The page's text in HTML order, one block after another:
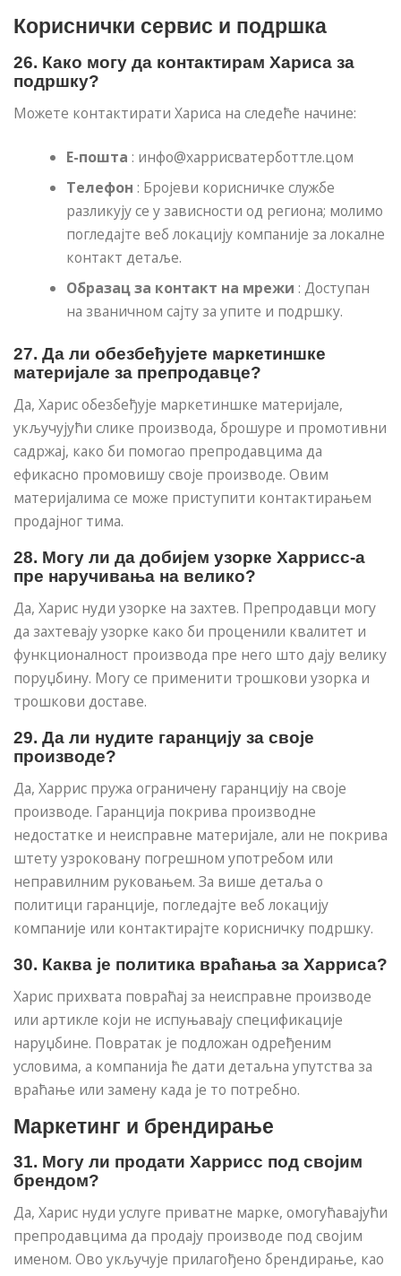
Кориснички сервис и подршка
26. Како могу да контактирам Хариса за
подршку?
Можете контактирати Хариса на следеће начине:
Е-пошта : инфо@харрисватерботтле.цом
Телефон : Бројеви корисничке службе
разликују се у зависности од региона; молимо
погледајте веб локацију компаније за локалне
контакт детаље.
Образац за контакт на мрежи : Доступан
на званичном сајту за упите и подршку.
27. Да ли обезбеђујете маркетиншке
материјале за препродавце?
Да, Харис обезбеђује маркетиншке материјале,
укључујући слике производа, брошуре и промотивни
садржај, како би помогао препродавцима да
ефикасно промовишу своје производе. Овим
материјалима се може приступити контактирањем
продајног тима.
28. Могу ли да добијем узорке Харрисс-а
пре наручивања на велико?
Да, Харис нуди узорке на захтев. Препродавци могу
да захтевају узорке како би проценили квалитет и
функционалност производа пре него што дају велику
поруџбину. Могу се применити трошкови узорка и
трошкови доставе.
29. Да ли нудите гаранцију за своје
производе?
Да, Харрис пружа ограничену гаранцију на своје
производе. Гаранција покрива производне
недостатке и неисправне материјале, али не покрива
штету узроковану погрешном употребом или
неправилним руковањем. За више детаља о
политици гаранције, погледајте веб локацију
компаније или контактирајте корисничку подршку.
30. Каква је политика враћања за Харриса?
Харис прихвата повраћај за неисправне производе
или артикле који не испуњавају спецификације
наруџбине. Повратак је подложан одређеним
условима, а компанија ће дати детаљна упутства за
враћање или замену када је то потребно.
Маркетинг и брендирање
31. Могу ли продати Харрисс под својим
брендом?
Да, Харис нуди услуге приватне марке, омогућавајући
препродавцима да продају производе под својим
именом. Ово укључује прилагођено брендирање, као